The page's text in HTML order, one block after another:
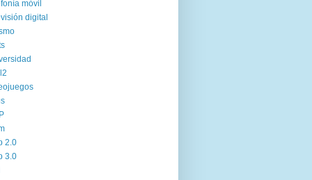
móvil
digital
2.0
3.0